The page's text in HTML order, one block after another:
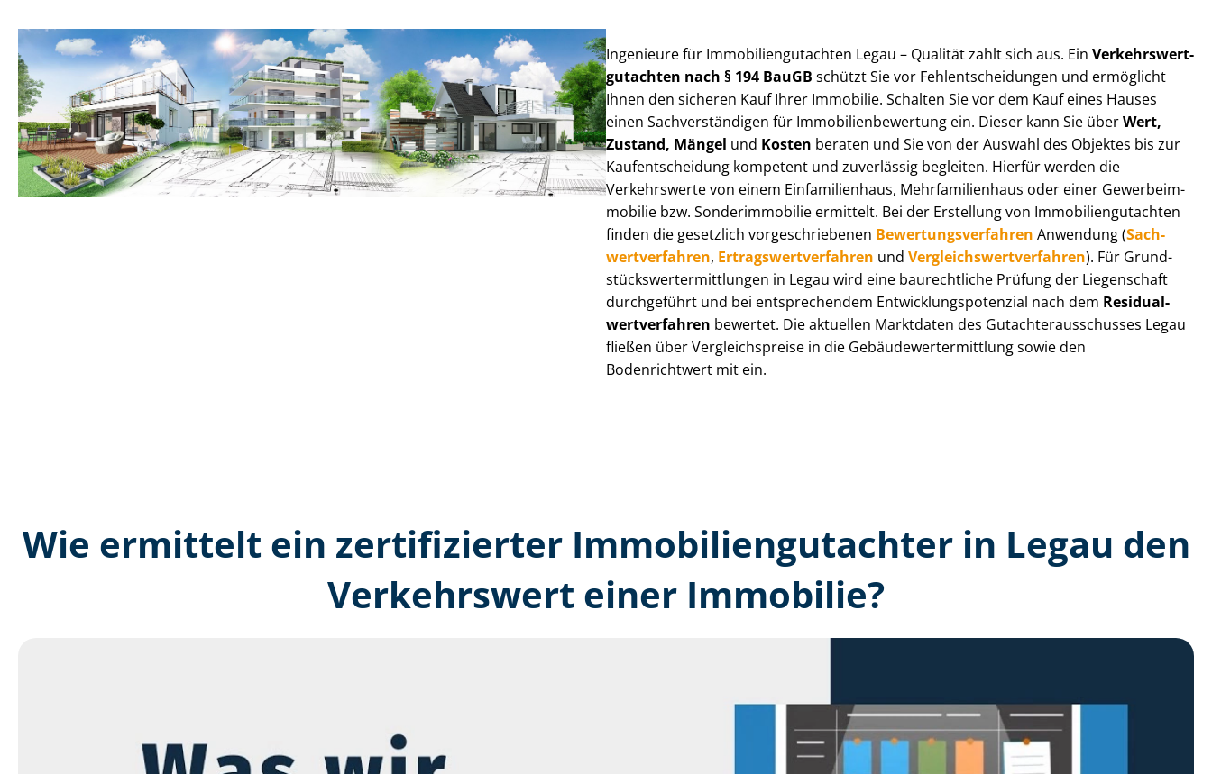
Ingenieure für Im­mo­bi­li­en­gut­ach­ten Legau – Qualität zahlt sich aus. Ein Ver­kehrs­wert­
gut­ach­ten nach § 194 BauGB schützt Sie vor Fehl­ent­schei­dun­gen und ermöglicht
Ihnen den sicheren Kauf Ihrer Immobilie. Schalten Sie vor dem Kauf eines Hauses
einen Sach­ver­stän­di­gen für Im­mo­bi­li­en­be­wer­tung ein. Dieser kann Sie überWert,
Zustand, Mängel und Kosten beraten und Sie von der Auswahl des Objektes bis zur
Kauf­ent­schei­dung kompetent und zuverlässig begleiten. Hierfür werden die
Verkehrswerte von einem Einfamilienhaus, Mehr­fa­mi­li­en­haus oder einer Ge­wer­be­im­
mo­bi­lie bzw. Sonderimmobilie ermittelt. Bei der Erstellung von Im­mo­bi­li­en­gut­ach­ten
finden die gesetzlich vor­ge­schrie­be­nen Be­wer­tungs­ver­fah­ren Anwendung (Sach­
wert­ver­fah­ren, Er­trags­wert­ver­fah­ren und Ver­gleichs­wert­ver­fah­ren). Für Grund­
stücks­wert­ermitt­lun­gen in Legau wird eine baurechtliche Prüfung der Liegenschaft
durchgeführt und bei entsprechendem Ent­wick­lungs­po­ten­zi­al nach dem Re­si­du­al­
wert­ver­fah­ren bewertet. Die aktuellen Marktdaten des Gut­ach­ter­aus­schus­ses Legau
fließen über Ver­gleichs­prei­se in die Ge­bäu­de­wert­ermitt­lung sowie den
Bodenrichtwert mit ein.
Wie ermittelt ein zertifizierter Immobilien­gutachter in Legau den
Verkehrswert einer Immobilie?